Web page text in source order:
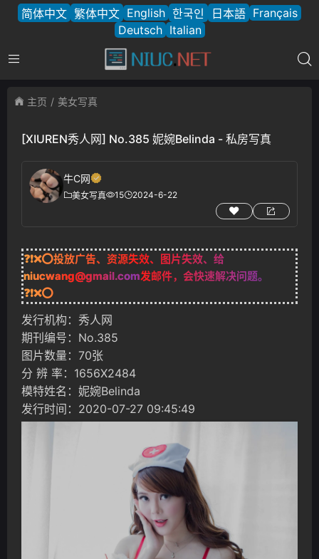
简体中文 繁体中文 English 한국인 日本語 Français
Deutsch Italian
主页 美女写真
[XIUREN秀人网] No.385 妮婉Belinda - 私房写真
牛C网
美女写真 15 2024-6-22
❓❗❌⭕投放广告、资源失效、图片失效、给
niucwang@gmail.com发邮件，会快速解决问题。
❓❗❌⭕
发行机构：秀人网
期刊编号：No.385
图片数量：70张
分 辨 率：1656X2484
模特姓名：妮婉Belinda
发行时间：2020-07-27 09:45:49